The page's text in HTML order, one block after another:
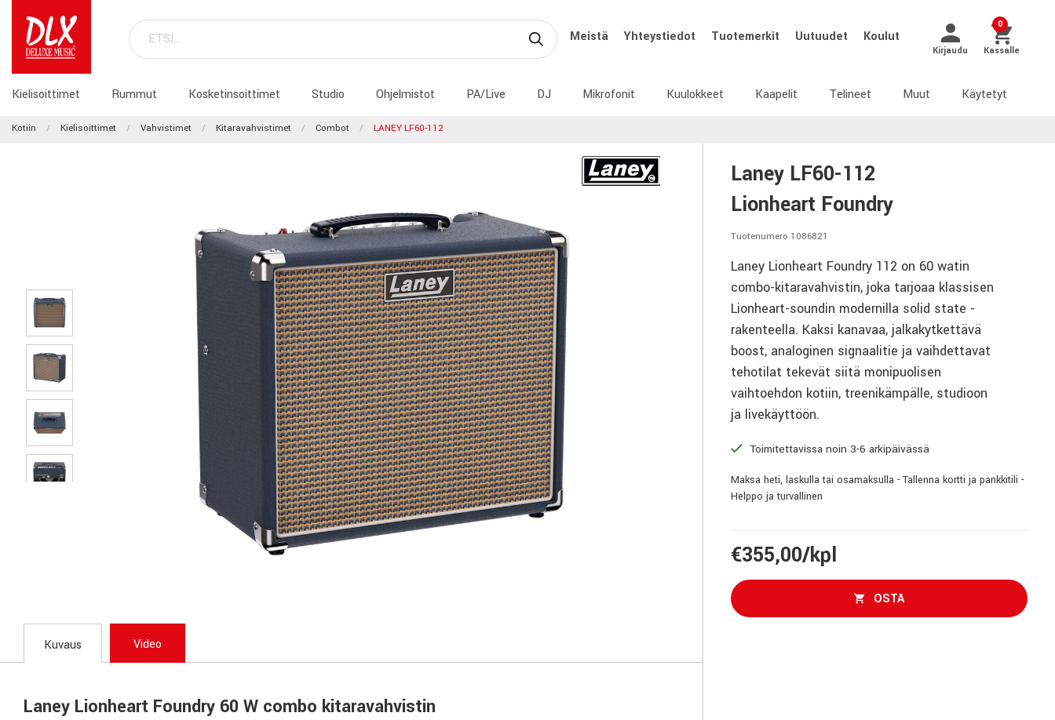
Meistä Yhteystiedot Tuotemerkit Uutuudet Koulut
Kirjaudu
0
Kassalle
Kielisoittimet Rummut Kosketinsoittimet Studio Ohjelmistot PA/Live DJ Mikrofonit Kuulokkeet Kaapelit Telineet Muut Käytetyt
Kotiin Kielisoittimet Vahvistimet Kitaravahvistimet Combot LANEY LF60-112
Laney LF60-112
Lionheart Foundry
Tuotenumero 1086821
Laney Lionheart Foundry 112 on 60 watin
combo-kitaravahvistin, joka tarjoaa klassisen
Lionheart-soundin modernilla solid state -
rakenteella. Kaksi kanavaa, jalkakytkettävä
boost, analoginen signaalitie ja vaihdettavat
tehotilat tekevät siitä monipuolisen
vaihtoehdon kotiin, treenikämpälle, studioon
ja livekäyttöön.
Toimitettavissa noin 3-6 arkipäivässä
Maksa heti, laskulla tai osamaksulla - Tallenna kortti ja pankkitili -
Helppo ja turvallinen
€355,00/kpl
OSTA
Kuvaus Video
Laney Lionheart Foundry 60 W combo kitaravahvistin